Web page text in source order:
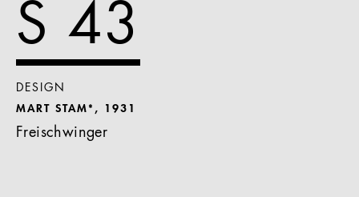
S 43
DESIGN
MART STAM*, 1931
Freischwinger